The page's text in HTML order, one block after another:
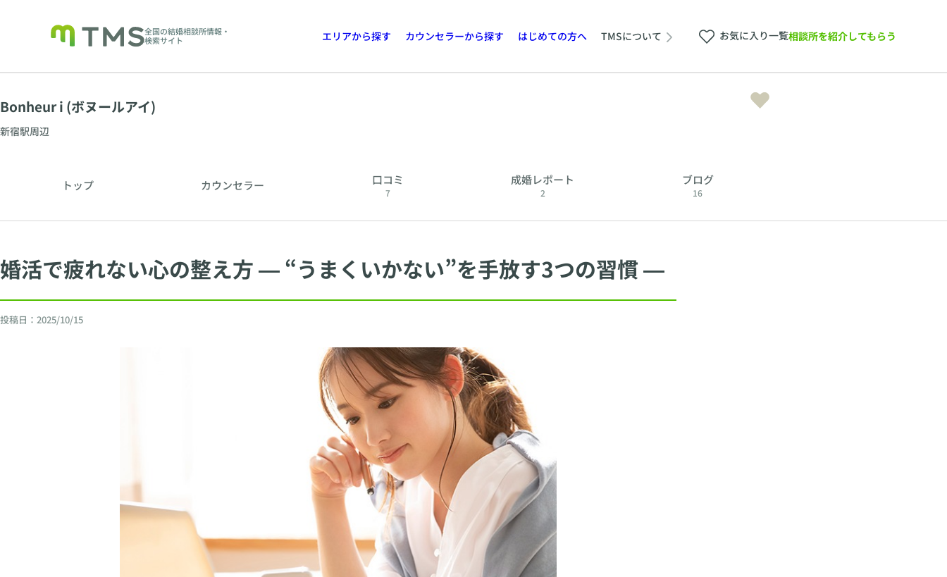
全国の結婚相談所情報・
検索サイト
エリアから探す カウンセラーから探す はじめての方へ TMSについて お気に入り一覧相談所を紹介してもらう
Bonheur i (ボヌールアイ)
新宿駅周辺
トップ カウンセラー 口コミ
7
成婚レポート
2
ブログ
16
婚活で疲れない心の整え方 ― “うまくいかない”を手放す3つの習慣 ―
投稿日： 2025/10/15